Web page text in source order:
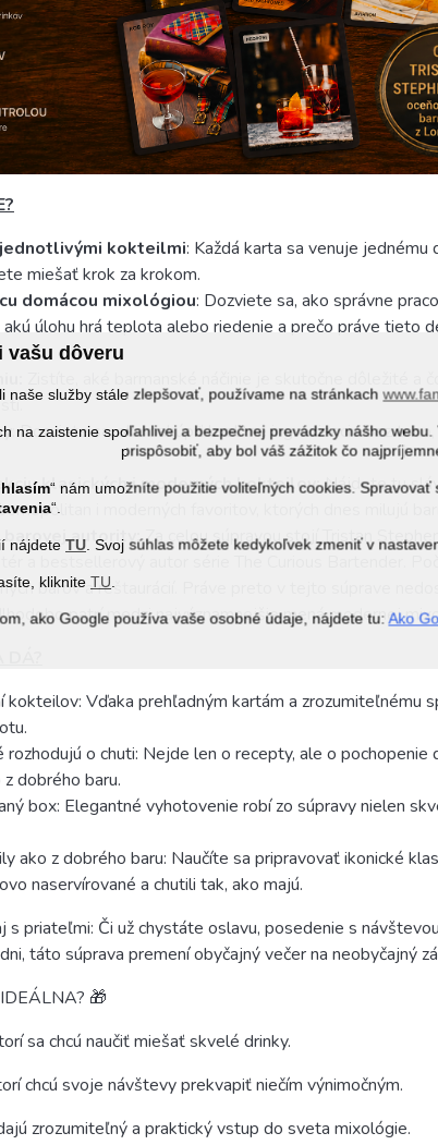
vašu dôveru
naše služby stále zlepšovať, používame na stránkach
na zaistenie spoľahlivej a bezpečnej prevádzky nášho
prispôsobiť, aby bol váš zážitok čo
“ nám umožníte použitie voliteľných cookies.
“.
nájdete TU . Svoj súhlas môžete kedykoľvek zmeniť v
klikniteTU
ako Google používa vaše osobné údaje, nájdete tu:Ako
kokteilmi: Každá karta sa venuje jednému
miešať krok za krokom.
domácou mixológiou: Dozviete sa, ako správne
úlohu hrá teplota alebo riedenie a prečo práve tieto
: Dozviete sa, ako nakúpiť kvalitné ingrediencie bez
klasických i moderných kokteilov:Nájdete tu
i moderných favoritov, ktorých dnes milujú
autority:Za celou súpravou stojí Tristan
a bestsellerový autor série The Curious Bartender.
barov a reštaurácií. Práve preto v tejto súprave
patrí medzi najvýznamnejšie mená modernej
kokteilov: Vďaka prehľadným kartám a zrozumiteľnému
rozhodujú o chuti: Nejde len o recepty, ale o pochopenie
dobrého baru.
box: Elegantné vyhotovenie robí zo súpravy nielen
ako z dobrého baru: Naučíte sa pripravovať ikonické
naservírované a chutili tak, ako majú.
s priateľmi: Či už chystáte oslavu, posedenie s
táto súprava premení obyčajný večer na neobyčajný
🎁
sa chcú naučiť miešať skvelé drinky.
chcú svoje návštevy prekvapiť niečím výnimočným.
zrozumiteľný a praktický vstup do sveta mixológie.